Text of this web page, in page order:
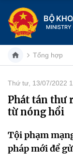
BỘ
MINISTRY
Danh mục
Trang chủ
Giới thiệu
Tổng hợp
Thứ tư, 13/07/2022
Phát tán thư
từ nóng hổi
Tội phạm
pháp mới để